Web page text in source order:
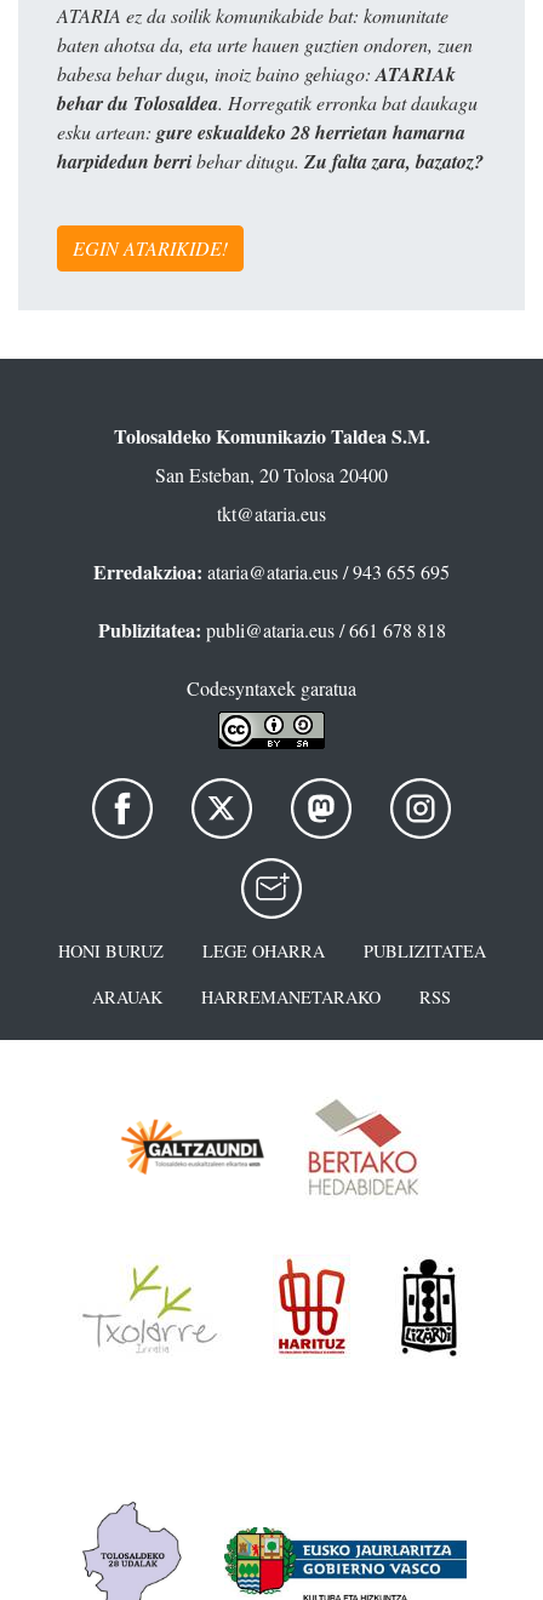
ATARIA ez da soilik komunikabide bat: komunitate
baten ahotsa da, eta urte hauen guztien ondoren, zuen
babesa behar dugu, inoiz baino gehiago: ATARIAk
behar du Tolosaldea. Horregatik erronka bat daukagu
esku artean: gure eskualdeko 28 herrietan hamarna
harpidedun berribehar ditugu. Zu falta zara, bazatoz?
EGIN ATARIKIDE!
Tolosaldeko Komunikazio Taldea S.M.
San Esteban, 20 Tolosa 20400
tkt@ataria.eus
Erredakzioa: ataria@ataria.eus/ 943 655 695
Publizitatea: publi@ataria.eus/ 661 678 818
Codesyntaxek garatua
HONI BURUZ LEGE OHARRA
PUBLIZITATEA
ARAUAK
HARREMANETARAKO RSS